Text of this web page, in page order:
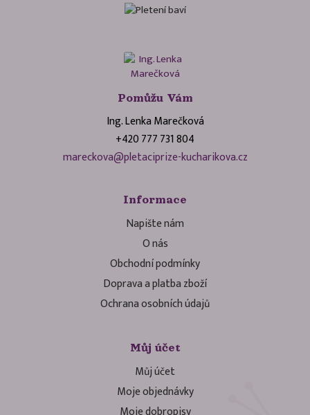
Pomůžu Vám
Ing. Lenka Marečková
+420 777 731 804
mareckova@pletaciprize-kucharikova.cz
Informace
Napište nám
O nás
Obchodní podmínky
Doprava a platba zboží
Ochrana osobních údajů
Můj účet
Můj účet
Moje objednávky